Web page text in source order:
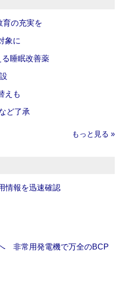
育の充実を
象に
る睡眠改善薬
えも
ど了承
もっと見る »
情報を迅速確認
非常用発電機で万全のBCP